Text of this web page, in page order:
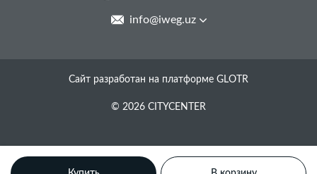
info@iweg.uz
Сайт разработан на платформе GLOTR
© 2026 CITYCENTER